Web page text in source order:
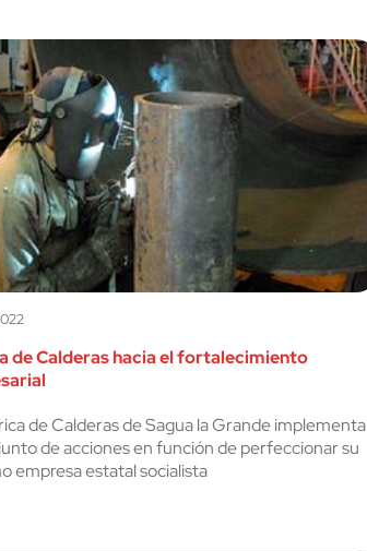
de Calderas hacia el fortalecimiento
de Calderas de Sagua la Grande implementa
de acciones en función de perfeccionar su
empresa estatal socialista